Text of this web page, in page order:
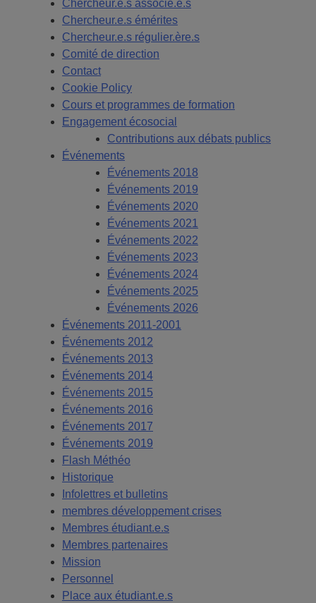
Chercheur.e.s associé.e.s
Chercheur.e.s émérites
Chercheur.e.s régulier.ère.s
Comité de direction
Contact
Cookie Policy
Cours et programmes de formation
Engagement écosocial
Contributions aux débats publics
Événements
Événements 2018
Événements 2019
Événements 2020
Événements 2021
Événements 2022
Événements 2023
Événements 2024
Événements 2025
Événements 2026
Événements 2011-2001
Événements 2012
Événements 2013
Événements 2014
Événements 2015
Événements 2016
Événements 2017
Événements 2019
Flash Méthéo
Historique
Infolettres et bulletins
membres développement crises
Membres étudiant.e.s
Membres partenaires
Mission
Personnel
Place aux étudiant.e.s